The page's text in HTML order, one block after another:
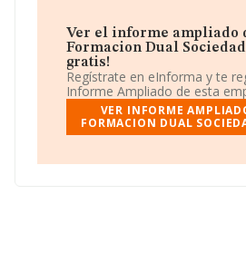
La sociedadAb2p Formacion
Limitada, con CIF B22586457, se
Tecnología Ed Vilamar núm. 1 2 24,
Andalucía.
En relación con el sector y
hasta 877 empresas, la
un promedio de facturación de 1
Ver el informe ampliado
Formacion Dual
gratis!
Regístrate en eInforma y te
Informe Ampliado de esta
VER INFORME
FORMACION DUAL